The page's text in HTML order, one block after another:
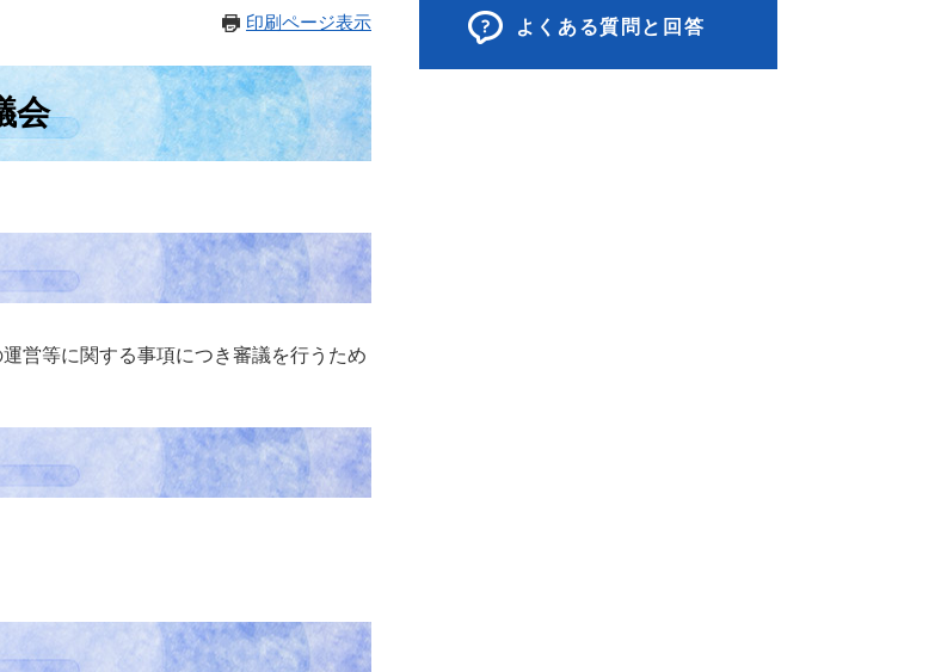
印刷ページ表示
会
営等に関する事項につき審議を行うため
よくある質問と回答